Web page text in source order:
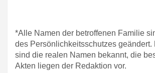
*Alle Namen der betroffenen Familie
des Persönlichkeitsschutzes geändert.
sind die realen Namen bekannt, die
Akten liegen der Redaktion vor.